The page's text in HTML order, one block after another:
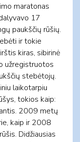
maratonas
17
paukščių rūšių.
ir tokie
kiras, sibirinė
užregistruotos
stebėtojų.
laikotarpiu
tokios kaip:
2009 metų
kaip ir 2008
Didžiausias